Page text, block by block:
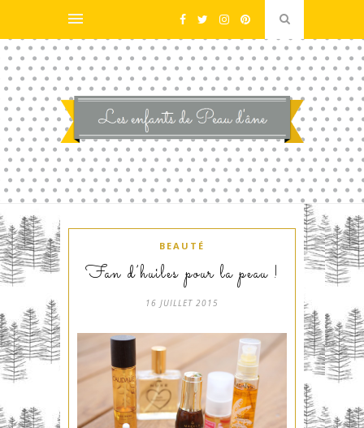
BEAUTÉ
Fan d’huiles pour la peau !
16 JUILLET 2015